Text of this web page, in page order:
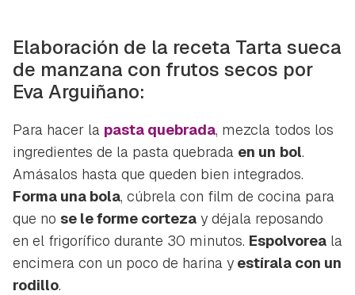
Elaboración de la receta Tarta sueca
de manzana con frutos secos por
Eva Arguiñano:
Para hacer la pasta quebrada, mezcla todos los
ingredientes de la pasta quebrada en un bol.
Amásalos hasta que queden bien integrados.
Forma una bola, cúbrela con film de cocina para
que no se le forme corteza y déjala reposando
en el frigorífico durante 30 minutos. Espolvorea la
encimera con un poco de harina y estírala con un
rodillo.